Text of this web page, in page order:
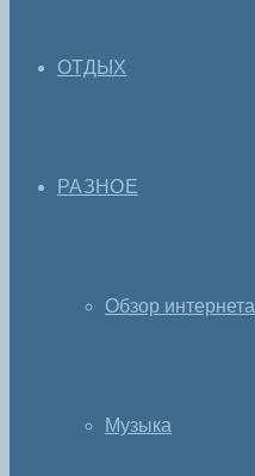
ОТДЫХ
РАЗНОЕ
Обзор интернета
Музыка